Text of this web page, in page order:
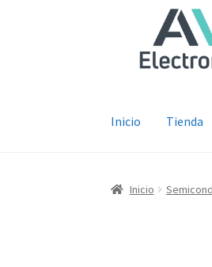
navegación
contenido
Inicio Tienda
Inicio